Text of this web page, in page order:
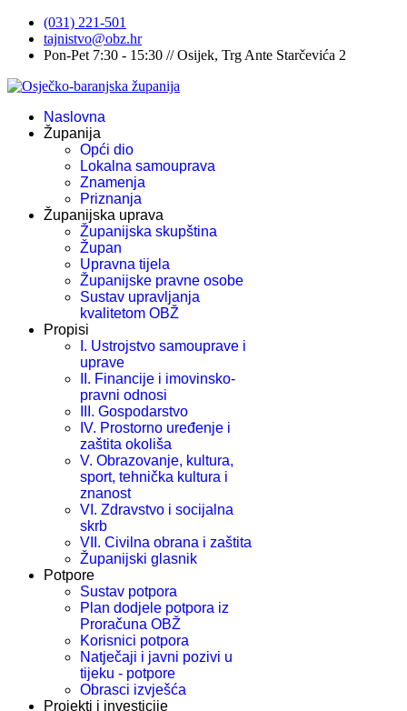
(031) 221-501
tajnistvo@obz.hr
Pon-Pet 7:30 - 15:30 // Osijek, Trg Ante Starčevića 2
Naslovna
Županija
Opći dio
Lokalna samouprava
Znamenja
Priznanja
Županijska uprava
Županijska skupština
Župan
Upravna tijela
Županijske pravne osobe
Sustav upravljanja
kvalitetom OBŽ
Propisi
I. Ustrojstvo samouprave i
uprave
II. Financije i imovinsko-
pravni odnosi
III. Gospodarstvo
IV. Prostorno uređenje i
zaštita okoliša
V. Obrazovanje, kultura,
sport, tehnička kultura i
znanost
VI. Zdravstvo i socijalna
skrb
VII. Civilna obrana i zaštita
Županijski glasnik
Potpore
Sustav potpora
Plan dodjele potpora iz
Proračuna OBŽ
Korisnici potpora
Natječaji i javni pozivi u
tijeku - potpore
Obrasci izvješća
Projekti i investicije